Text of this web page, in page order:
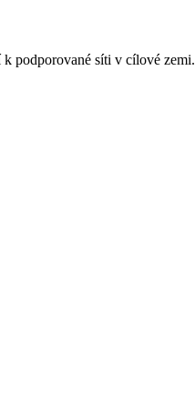
podporované síti v cílové zemi.